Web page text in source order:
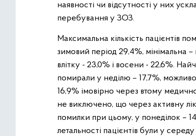
наявності чи відсутності у них
перебування у ЗОЗ.
Максимальна кількість пацієнтів
зимовий період 29,4%, мінімальна
влітку - 23,0% і восени - 22,6%.
помирали у неділю – 17,7%,
16,9% імовірно через втому
не виключено, що через активну
помилки при цьому, у понеділок –
летальності пацієнтів були у